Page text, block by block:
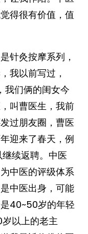
得很有价值，值
针灸按摩系列，
我以前写过，
我们俩的闺女今
叫曹医生，我前
过朋友圈，曹医
迎来了春天，例
续返聘。中医
中医的评级体系
中医出身，可能
40~50岁的年轻
以上的老主